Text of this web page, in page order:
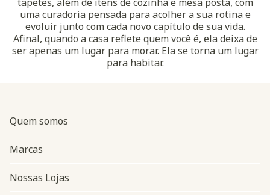
uma curadoria pensada para acolher a sua rotina e
evoluir junto com cada novo capítulo de sua vida.
Afinal, quando a casa reflete quem você é, ela deixa de
ser apenas um lugar para morar. Ela se torna um lugar
para habitar.
Quem somos
Marcas
Nossas Lojas